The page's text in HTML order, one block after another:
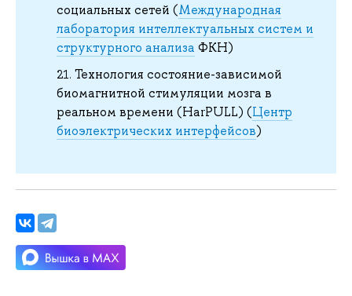
социальных сетей (Международная
лаборатория интеллектуальных систем и
структурного анализа ФКН)
Технология состояние-зависимой
биомагнитной стимуляции мозга в
реальном времени (HarPULL) (Центр
биоэлектрических интерфейсов)